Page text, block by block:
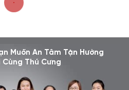
Muốn An Tâm Tận Hưởng
Cùng Thú Cưng